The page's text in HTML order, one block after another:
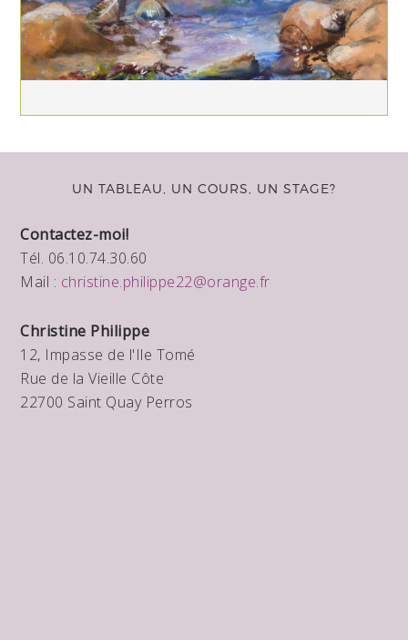
UN TABLEAU, UN COURS, UN STAGE?
Contactez-moi!
Tél. 06.10.74.30.60
Mail : christine.philippe22@orange.fr
Christine Philippe
12, Impasse de l'Ile Tomé
Rue de la Vieille Côte
22700 Saint Quay Perros